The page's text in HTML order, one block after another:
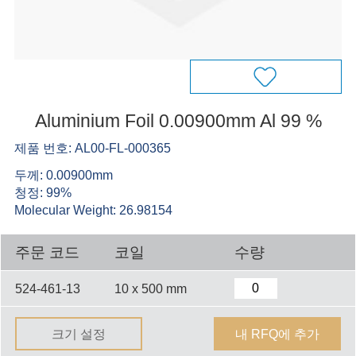
Aluminium Foil 0.00900mm Al 99 %
제품 번호: AL00-FL-000365
두께: 0.00900mm
청정: 99%
Molecular Weight: 26.98154
주문 코드 코일 수량
524-461-13 10 x 500 mm
크기 설정 내 RFQ에 추가